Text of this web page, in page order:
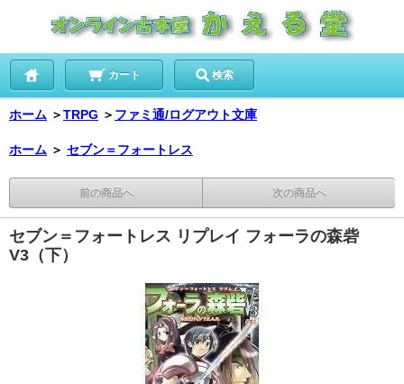
カート 検索
ホーム ＞TRPG ＞ ファミ通/ログアウト文庫
ホーム ＞ セブン＝フォートレス
前の商品へ 次の商品へ
セブン＝フォートレス リプレイ フォーラの森砦
V3（下）